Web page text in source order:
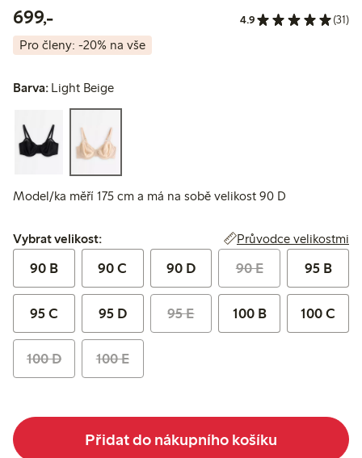
699,-699,00 Kč 4.9 (31)
Pro členy: -20% na vše
Barva: Light Beige
Model/ka měří 175 cm a má na sobě velikost 90 D
Vybrat velikost:
Vybrat velikost: Průvodce velikostmi
90 B 90 C 90 D 90 E 95 B
95 C 95 D 95 E 100 B 100 C
100 D 100 E
Přidat do nákupního košíku